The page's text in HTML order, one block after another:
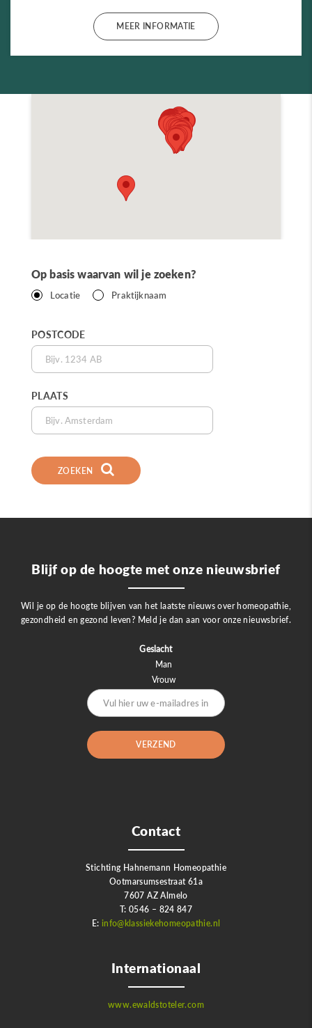
MEER INFORMATIE
Op basis waarvan wil je zoeken?
Locatie Praktijknaam
POSTCODE
PLAATS
ZOEKEN
Contact
Stichting Hahnemann Homeopathie
Ootmarsumsestraat 61a
7607 AZ Almelo
T: 0546 – 824 847
E: info@klassiekehomeopathie.nl
Internationaal
www.ewaldstoteler.com
Blijf op de hoogte met onze nieuwsbrief
Wil je op de hoogte blijven van het laatste nieuws over homeopathie,
gezondheid en gezond leven? Meld je dan aan voor onze nieuwsbrief.
Geslacht
Man
Vrouw